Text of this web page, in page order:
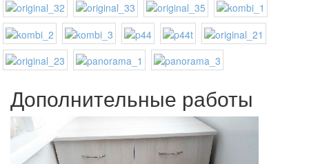
Дополнительные работы